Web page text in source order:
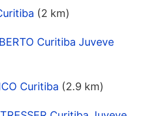
(2 km)
Curitiba Juveve
Curitiba (2.9 km)